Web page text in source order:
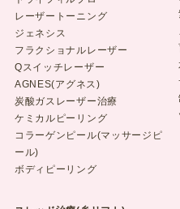
レーザートーニング
ジェネシス
フラクショナルレーザー
Qスイッチレーザー
AGNES(アグネス)
炭酸ガスレーザー治療
ケミカルピーリング
コラーゲンピール(マッサージピ
ール)
ボディピーリング